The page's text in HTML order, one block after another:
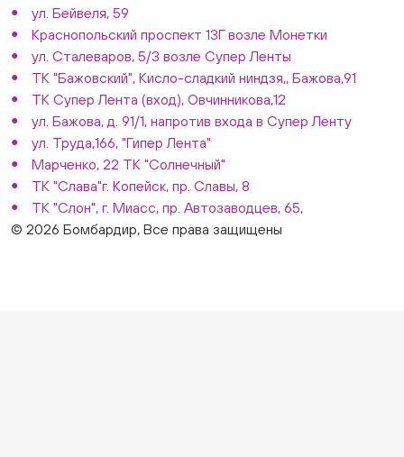
ул. Бейвеля, 59
Краснопольский проспект 13Г возле Монетки
ул. Сталеваров, 5/3 возле Супер Ленты
ТК "Бажовский", Кисло-сладкий ниндзя,, Бажова,91
ТК Супер Лента (вход), Овчинникова,12
ул. Бажова, д. 91/1, напротив входа в Супер Ленту
ул. Труда,166, "Гипер Лента"
Марченко, 22 ТК "Солнечный"
ТК "Слава"г. Копейск, пр. Славы, 8
ТК "Слон", г. Миасс, пр. Автозаводцев, 65,
© 2026 Бомбардир, Все права защищены